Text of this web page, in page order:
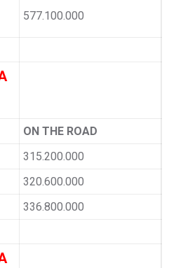
577.100.000
ON THE ROAD
315.200.000
320.600.000
336.800.000